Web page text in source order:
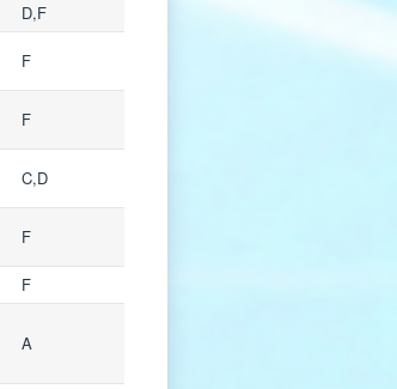
D,F
F
F
C,D
F
F
A